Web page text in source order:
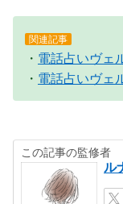
関連記事
・ 電話占いヴェ
・ 電話占いヴェ
この記事の監修者
ル